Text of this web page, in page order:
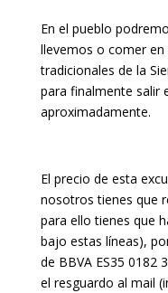
En el pueblo
llevemos o comer
tradicionales de la
para finalmente salir
aproximadamente.
El precio de esta
nosotros tienes que
para ello tienes que
bajo estas líneas),
de BBVA ES35 0182
el resguardo al mail